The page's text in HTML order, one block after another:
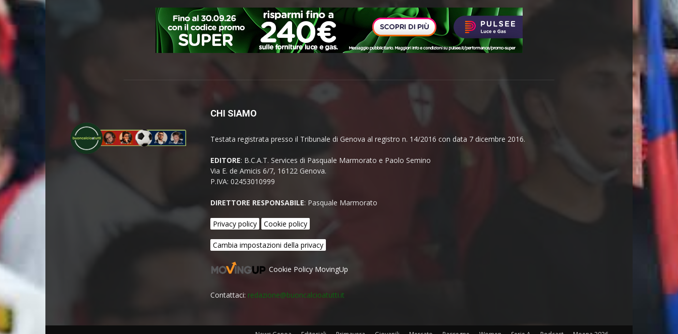
CHI SIAMO
Testata registrata presso il Tribunale di Genova al registro n. 14/2016 con data 7 dicembre 2016.
EDITORE: B.C.A.T. Services di Pasquale Marmorato e Paolo Semino
Via E. de Amicis 6/7, 16122 Genova.
P.IVA: 02453010999
DIRETTORE RESPONSABILE: Pasquale Marmorato
Privacy policy Cookie policy
Cambia impostazioni della privacy
Cookie Policy MovingUp
Contattaci: redazione@buoncalcioatutti.it